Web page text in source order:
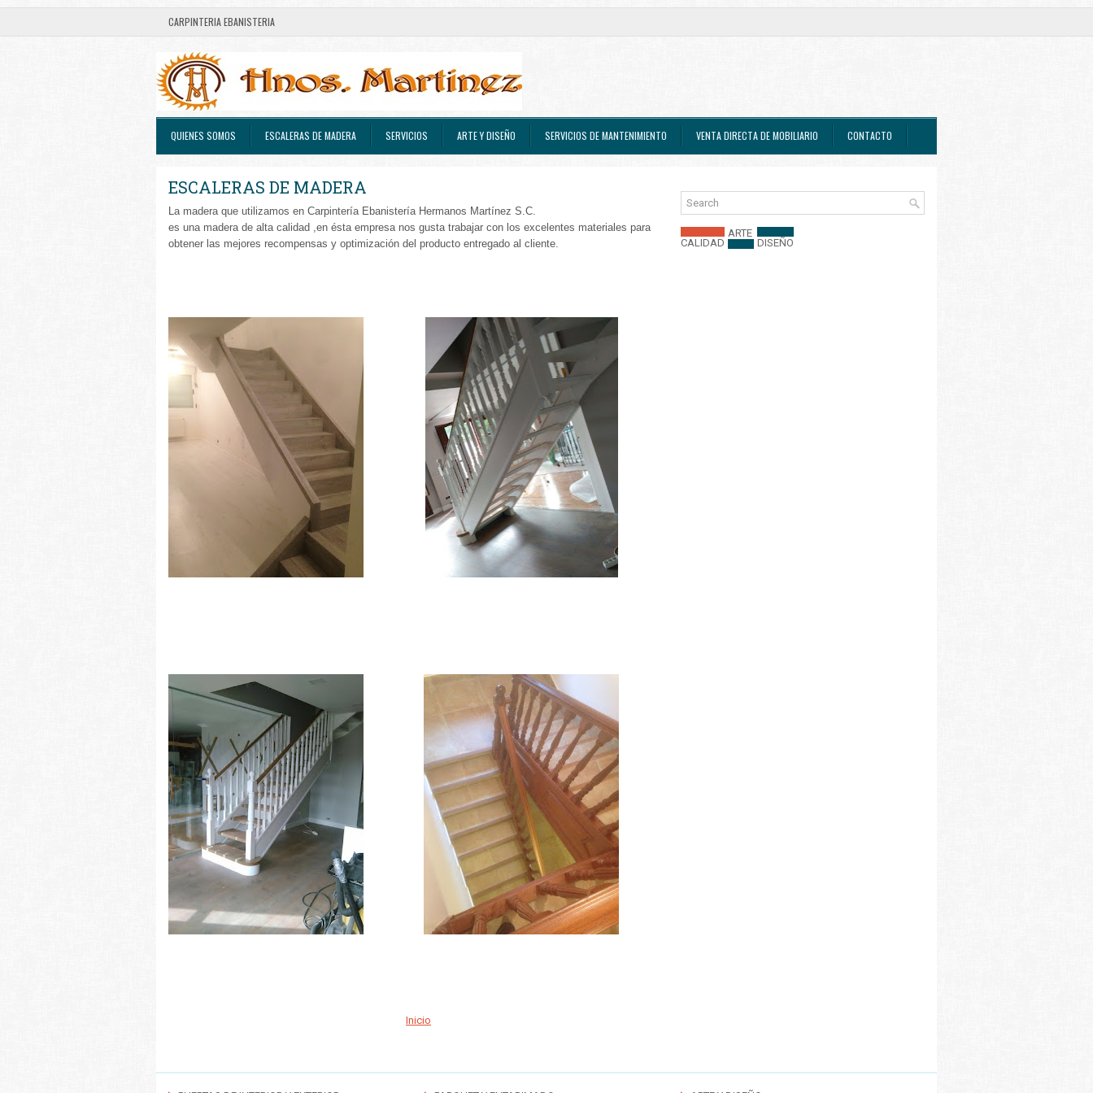
CARPINTERIA EBANISTERIA
QUIENES SOMOS ESCALERAS DE MADERA SERVICIOS ARTE Y DISEÑO SERVICIOS DE MANTENIMIENTO VENTA DIRECTA DE MOBILIARIO CONTACTO
ESCALERAS DE MADERA
La madera que utilizamos en Carpintería Ebanistería Hermanos Martínez S.C.
es una madera de alta calidad ,en ésta empresa nos gusta trabajar con los excelentes materiales para
obtener las mejores recompensas y optimización del producto entregado al cliente.
Inicio
CALIDAD
ARTE
DISEÑO